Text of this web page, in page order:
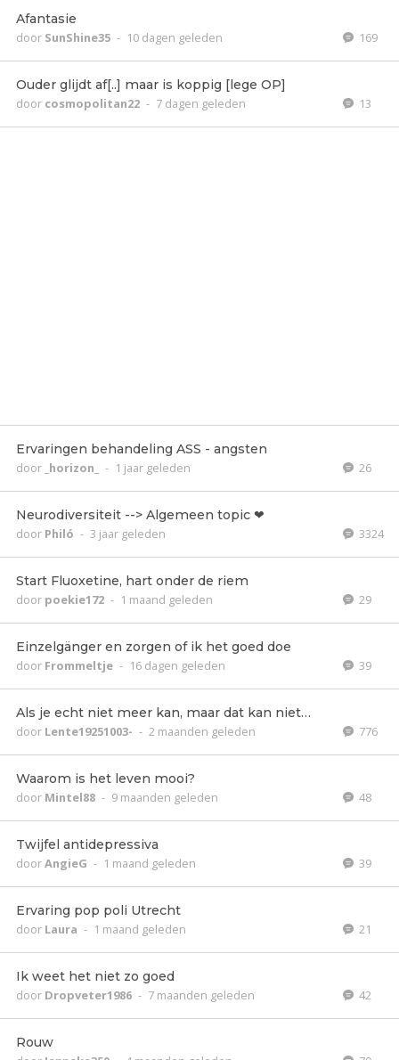
Afantasie
door SunShine35 - 10 dagen geleden 169
Ouder glijdt af[..] maar is koppig [lege OP]
door cosmopolitan22 - 7 dagen geleden 13
Ervaringen behandeling ASS - angsten
door _horizon_ - 1 jaar geleden 26
Neurodiversiteit --> Algemeen topic ❤
door Philó - 3 jaar geleden 3324
Start Fluoxetine, hart onder de riem
door poekie172 - 1 maand geleden 29
Einzelgänger en zorgen of ik het goed doe
door Frommeltje - 16 dagen geleden 39
Als je echt niet meer kan, maar dat kan niet…
door Lente19251003- - 2 maanden geleden 776
Waarom is het leven mooi?
door Mintel88 - 9 maanden geleden 48
Twijfel antidepressiva
doorAngieG - 1 maand geleden 39
Ervaring pop poli Utrecht
door Laura - 1 maand geleden 21
Ik weet het niet zo goed
door Dropveter1986 - 7 maanden geleden 42
Rouw